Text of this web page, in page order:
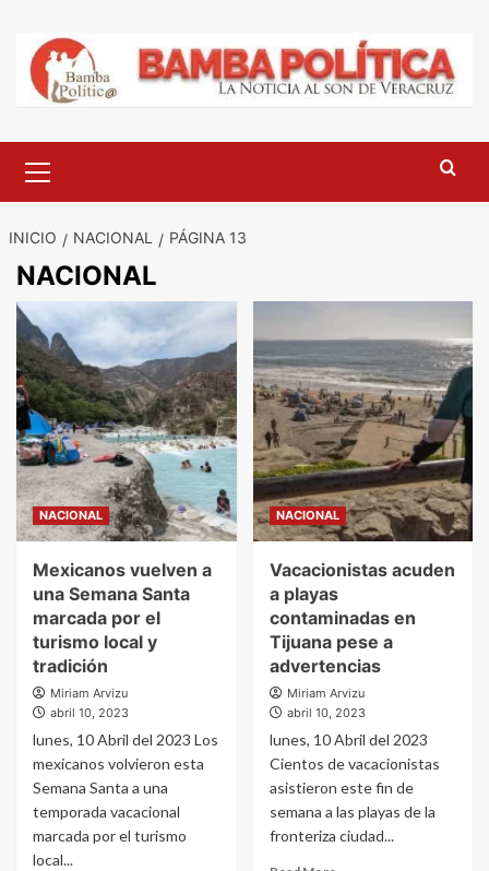
contenido
principal
INICIO NACIONAL PÁGINA 13
NACIONAL
NACIONAL
Mexicanos vuelven a
una Semana Santa
marcada por el
turismo local y
tradición
Miriam Arvizu
abril 10, 2023
lunes, 10 Abril del 2023 Los
mexicanos volvieron esta
Semana Santa a una
temporada vacacional
marcada por el turismo
local...
NACIONAL
Vacacionistas acuden
a playas
contaminadas en
Tijuana pese a
advertencias
Miriam Arvizu
abril 10, 2023
lunes, 10 Abril del 2023
Cientos de vacacionistas
asistieron este fin de
semana a las playas de la
fronteriza ciudad...